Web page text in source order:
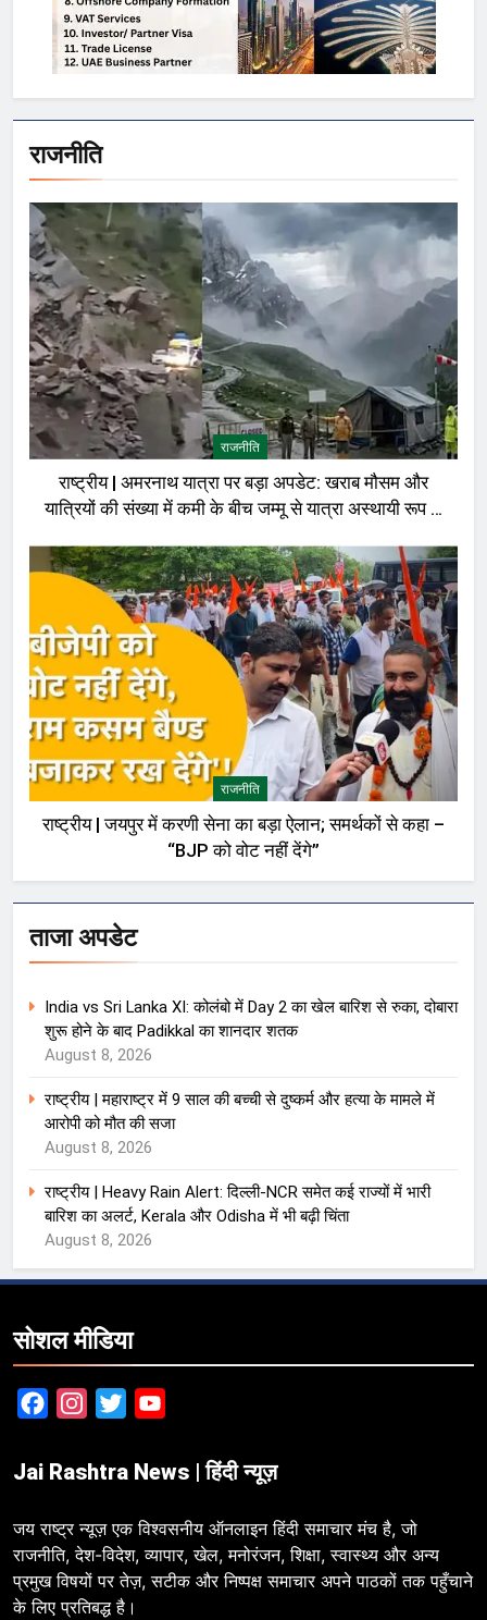
राजनीति
राजनीति
राष्ट्रीय | अमरनाथ यात्रा पर बड़ा अपडेट: खराब मौसम और
यात्रियों की संख्या में कमी के बीच जम्मू से यात्रा अस्थायी रूप से
राजनीति
राष्ट्रीय | जयपुर में करणी सेना का बड़ा ऐलान; समर्थकों से कहा –
“BJP को वोट नहीं देंगे”
ताजा अपडेट
India vs Sri Lanka XI: कोलंबो में Day 2 का खेल बारिश से रुका, दोबारा
शुरू होने के बाद Padikkal का शानदार शतक
August 8, 2026
राष्ट्रीय | महाराष्ट्र में 9 साल की बच्ची से दुष्कर्म और हत्या के मामले में
आरोपी को मौत की सजा
August 8, 2026
राष्ट्रीय | Heavy Rain Alert: दिल्ली-NCR समेत कई राज्यों में भारी
बारिश का अलर्ट, Kerala और Odisha में भी बढ़ी चिंता
August 8, 2026
सोशल मीडिया
FacebookInstagram
Twitter
Jai Rashtra News | हिंदी न्यूज़
जय राष्ट्र न्यूज़ एक विश्वसनीय ऑनलाइन हिंदी समाचार मंच है, जो
राजनीति, देश-विदेश, व्यापार, खेल, मनोरंजन, शिक्षा, स्वास्थ्य और अन्य
प्रमुख विषयों पर तेज़, सटीक और निष्पक्ष समाचार अपने पाठकों तक पहुँचाने
के लिए प्रतिबद्ध है।